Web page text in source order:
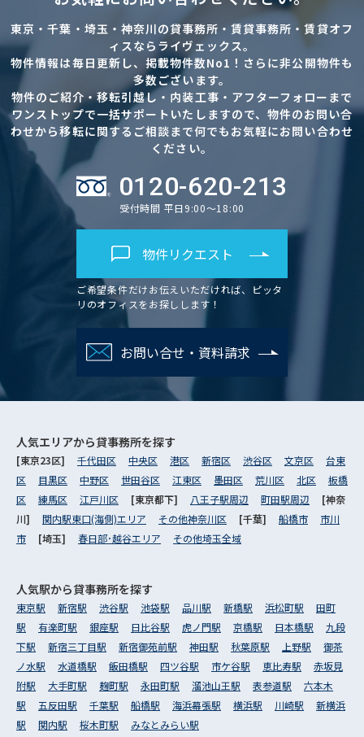
東京・千葉・埼玉・神奈川の貸事務所・賃貸事務所・賃貸オフ
ィスならライヴェックス。
物件情報は毎日更新し、掲載物件数No1！さらに非公開物件も
多数ございます。
物件のご紹介・移転引越し・内装工事・アフターフォローまで
ワンストップで一括サポートいたしますので、物件のお問い合
わせから移転に関するご相談まで何でもお気軽にお問い合わせ
ください。
0120-620-213
受付時間 平日9:00～18:00
物件リクエスト
ご希望条件だけお伝えいただければ、ピッタ
リのオフィスをお探しします！
お問い合せ・資料請求
人気エリアから貸事務所を探す
[東京23区] 千代田区 中央区 港区 新宿区 渋谷区 文京区
台東
区
目黒区 中野区 世田谷区 江東区 墨田区 荒川区 北区
板橋
区
練馬区 江戸川区 [東京都下] 八王子駅周辺 町田駅周辺
[神奈
川] 関内駅東口(海側)エリア その他神奈川区 [千葉] 船橋市
市川
市
[埼玉] 春日部･越谷エリア その他埼玉全域
人気駅から貸事務所を探す
東京駅 新宿駅 渋谷駅 池袋駅 品川駅 新橋駅 浜松町駅
田町
駅
有楽町駅 銀座駅 日比谷駅 虎ノ門駅 京橋駅 日本橋駅
九段
下駅
新宿三丁目駅 新宿御苑前駅 神田駅 秋葉原駅 上野駅
御茶
ノ水駅
水道橋駅 飯田橋駅 四ツ谷駅 市ケ谷駅 恵比寿駅
赤坂見
附駅
大手町駅 麹町駅 永田町駅 溜池山王駅 表参道駅
六本木
駅
五反田駅 千葉駅 船橋駅 海浜幕張駅 横浜駅 川崎駅
新横浜
駅
関内駅 桜木町駅 みなとみらい駅